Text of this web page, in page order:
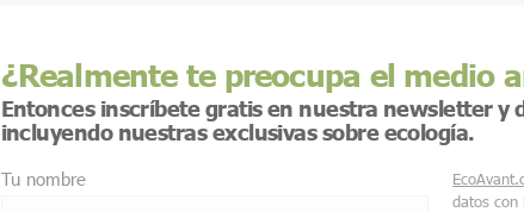
¿Realmente te preocupa el medio
Entonces inscríbete gratis en nuestra newsletter y
incluyendo nuestras exclusivas sobre ecología.
Tu nombre
datos